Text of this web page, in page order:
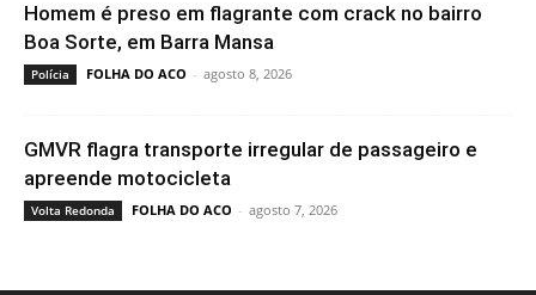
Homem é preso em flagrante com crack no bairro
Boa Sorte, em Barra Mansa
Polícia FOLHA DO ACO - agosto 8, 2026
GMVR flagra transporte irregular de passageiro e
apreende motocicleta
Volta Redonda FOLHA DO ACO - agosto 7, 2026